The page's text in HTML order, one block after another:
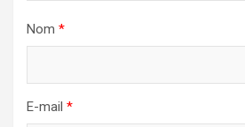
Nom *
E-mail *